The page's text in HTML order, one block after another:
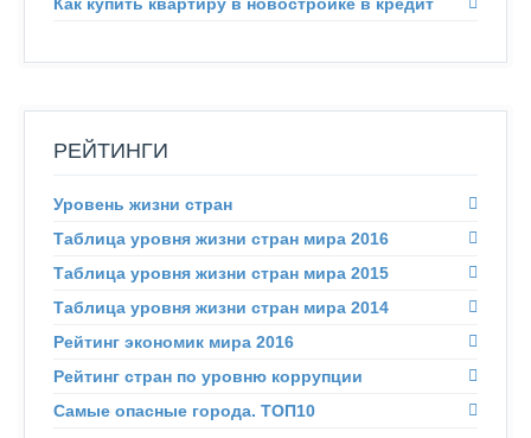
РЕЙТИНГИ
Уровень жизни стран
Таблица уровня жизни стран мира 2016
Таблица уровня жизни стран мира 2015
Таблица уровня жизни стран мира 2014
Рейтинг экономик мира 2016
Рейтинг стран по уровню коррупции
Самые опасные города. ТОП10